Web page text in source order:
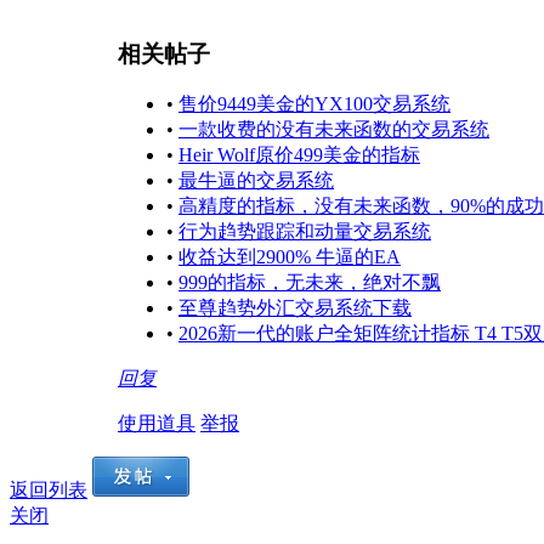
相关帖子
• 售价9449美金的YX100交易系统
• 一款收费的没有未来函数的交易系统
• Heir Wolf原价499美金的指标
• 最牛逼的交易系统
• 高精度的指标，没有未来函数，90%的成
• 行为趋势跟踪和动量交易系统
• 收益达到2900% 牛逼的EA
• 999的指标，无未来，绝对不飘
• 至尊趋势外汇交易系统下载
• 2026新一代的账户全矩阵统计指标 T4 T5
回复
使用道具 举报
返回列表
关闭